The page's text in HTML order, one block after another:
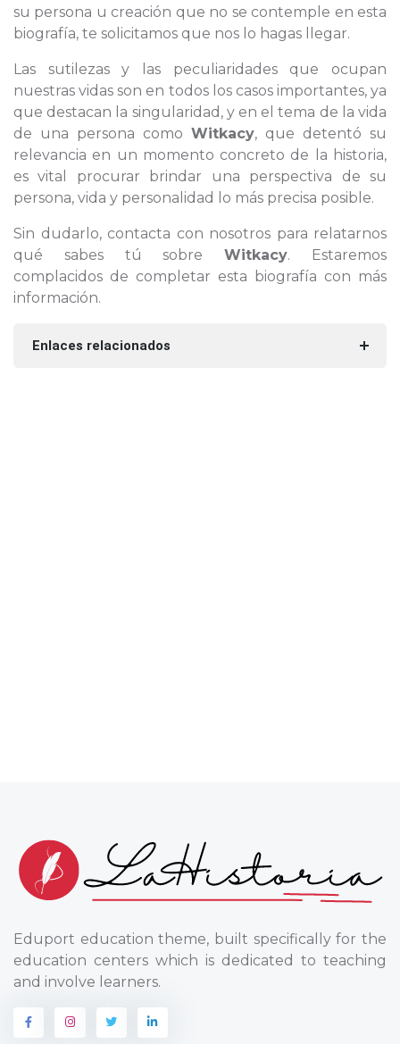
su persona u creación que no se contemple en esta
biografía, te solicitamos que nos lo hagas llegar.
Las sutilezas y las peculiaridades que ocupan
nuestras vidas son en todos los casos importantes, ya
que destacan la singularidad, y en el tema de la vida
de una persona como Witkacy, que detentó su
relevancia en un momento concreto de la historia,
es vital procurar brindar una perspectiva de su
persona, vida y personalidad lo más precisa posible.
Sin dudarlo, contacta con nosotros para relatarnos
qué sabes tú sobreWitkacy. Estaremos
complacidos de completar esta biografía con más
información.
Enlaces relacionados
Eduport education theme, built specifically for the
education centers which is dedicated to teaching
and involve learners.